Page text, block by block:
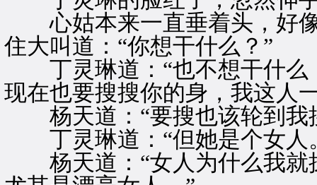
心姑本来一直垂着头，好像
住大叫道：“你想干什么？”
丁灵琳道：“也不想干什么
现在也要搜搜你的身，我这人
杨天道：“要搜也该轮到我
丁灵琳道：“但她是个女人
杨天道：“女人为什么我就